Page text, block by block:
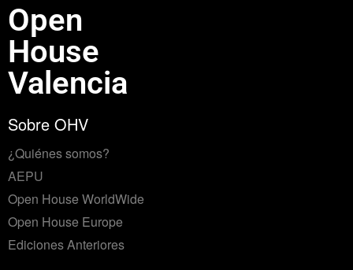
Open
House
Valencia
Sobre OHV
¿Quiénes somos?
AEPU
Open House WorldWide
Open House Europe
Ediciones Anteriores